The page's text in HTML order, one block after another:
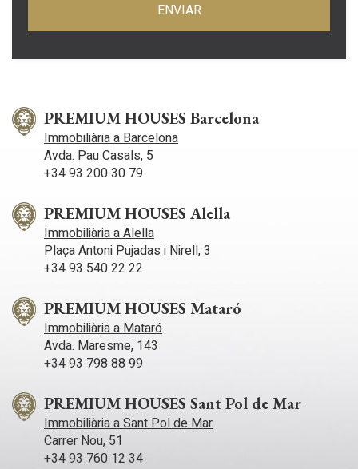
ENVIAR
PREMIUM HOUSES Barcelona
Immobiliària a Barcelona
Avda. Pau Casals, 5
+34 93 200 30 79
PREMIUM HOUSES Alella
Immobiliària a Alella
Plaça Antoni Pujadas i Nirell, 3
+34 93 540 22 22
PREMIUM HOUSES Mataró
Immobiliària a Mataró
Avda. Maresme, 143
+34 93 798 88 99
PREMIUM HOUSES Sant Pol de Mar
Immobiliària a Sant Pol de Mar
Carrer Nou, 51
+34 93 760 12 34